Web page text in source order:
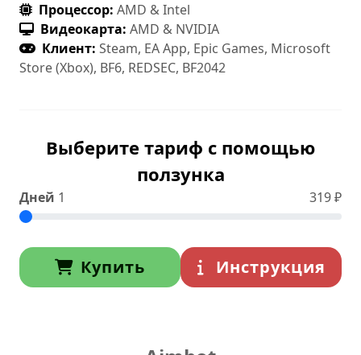
Процессор: AMD & Intel
Видеокарта: AMD & NVIDIA
Клиент: Steam, EA App, Epic Games, Microsoft
Store (Xbox), BF6, REDSEC, BF2042
Выберите тариф с помощью
ползунка
Дней 1 319₽
Купить Инструкция